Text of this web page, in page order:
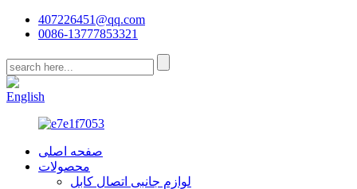
407226451@qq.com
0086-13777853321
English
صفحه اصلی
محصولات
لوازم جانبی اتصال کابل